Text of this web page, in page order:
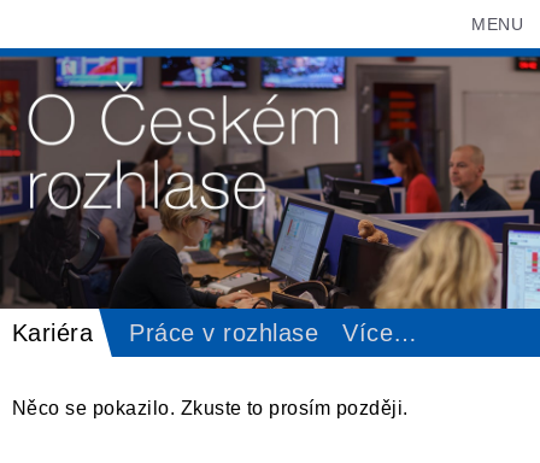
MENU
Kariéra Práce v rozhlase Více…
Něco se pokazilo. Zkuste to prosím později.